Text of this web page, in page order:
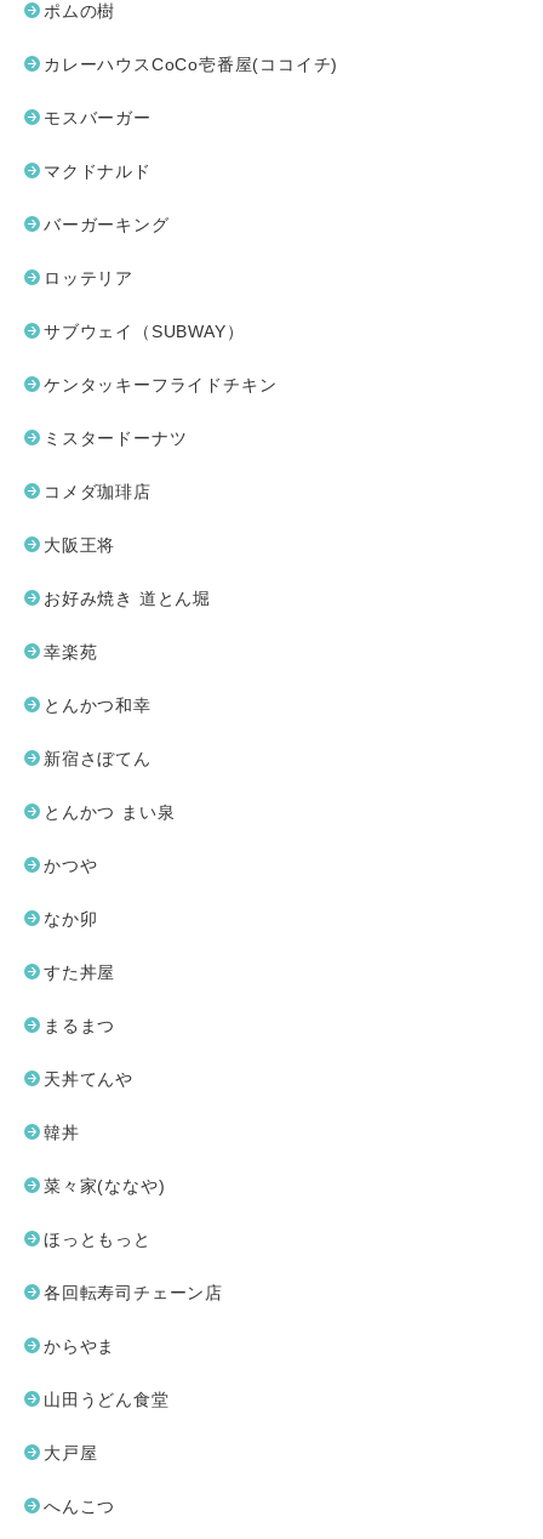
ポムの樹
カレーハウスCoCo壱番屋(ココイチ)
モスバーガー
マクドナルド
バーガーキング
ロッテリア
サブウェイ（SUBWAY）
ケンタッキーフライドチキン
ミスタードーナツ
コメダ珈琲店
大阪王将
お好み焼き 道とん堀
幸楽苑
とんかつ和幸
新宿さぼてん
とんかつ まい泉
かつや
なか卯
すた丼屋
まるまつ
天丼てんや
韓丼
菜々家(ななや)
ほっともっと
各回転寿司チェーン店
からやま
山田うどん食堂
大戸屋
へんこつ